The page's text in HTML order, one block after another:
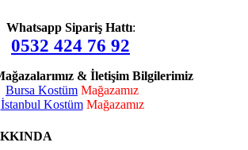
Whatsapp Sipariş Hattı:
0532 424 76 92
& İletişim Bilgilerimiz
Bursa Kostüm Mağazamız
İstanbul Kostüm Mağazamız